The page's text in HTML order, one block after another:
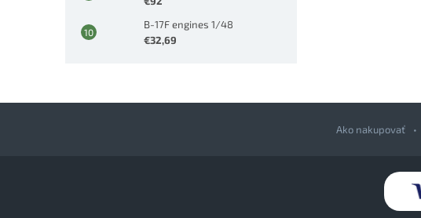
B-17F engines 1/48
€32,69
Ako nakupovať